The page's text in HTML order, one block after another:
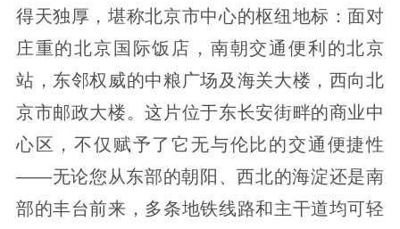
得天独厚，堪称北京市中心的枢纽地标：面对
庄重的北京国际饭店，南朝交通便利的北京
站，东邻权威的中粮广场及海关大楼，西向北
京市邮政大楼。这片位于东长安街畔的商业中
心区，不仅赋予了它无与伦比的交通便捷性
——无论您从东部的朝阳、西北的海淀还是南
部的丰台前来，多条地铁线路和主干道均可轻